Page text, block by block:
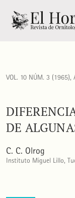
Diferencias en el
VOL. 10 NÚM. 3 (1965),
DE
C. C. Olrog
Instituto Miguel Lillo,